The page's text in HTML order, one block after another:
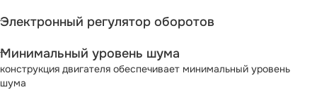
Электронный регулятор оборотов
Минимальный уровень шума
конструкция двигателя обеспечивает минимальный уровень
шума